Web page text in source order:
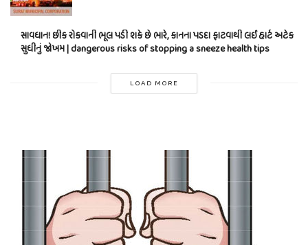
સાવધાન! છીંક રોકવાની ભૂલ પડી શકે છે ભારે, કાનના પડદા ફાટવાથી લઈ હાર્ટ અટેક
સુધીનું જોખમ | dangerous risks of stopping a sneeze health tips
LOAD MORE